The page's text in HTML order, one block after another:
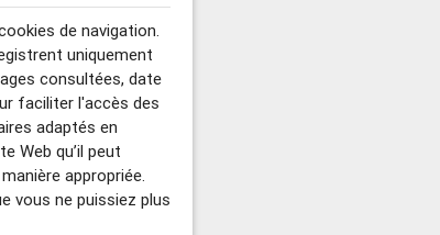
de navigation.
uniquement
consultées, date
faciliter l'accès des
adaptés en
Web qu’il peut
appropriée.
vous ne puissiez plus